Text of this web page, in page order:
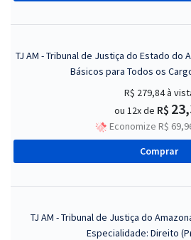
TJ AM - Tribunal de Justiça do Estado do
Básicos para Todos os
R$ 279,84à
ou 12x de R$
Economize R$
Comprar
TJ AM - Tribunal de Justiça do
Especialidade: Direito